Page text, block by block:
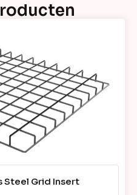
Steel Grid Insert